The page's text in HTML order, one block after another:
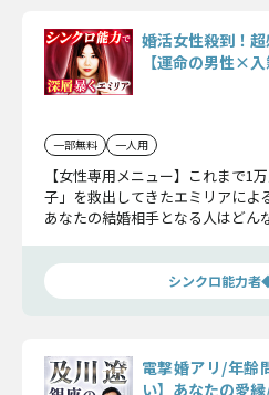
婚活女性殺到！
【運命の男性×入
一部無料 一人用
【女性専用メニュー】これまで1
子」を救出してきたエミリアによ
あなたの結婚相手となる人はどん
を細かく特定していきますね。
シンクロ能力
電撃婚アリ/年齢
い】あなたの愛